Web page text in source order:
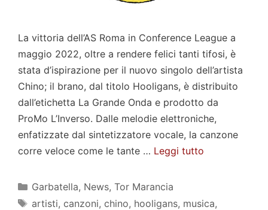
La vittoria dell’AS Roma in Conference League a
maggio 2022, oltre a rendere felici tanti tifosi, è
stata d’ispirazione per il nuovo singolo dell’artista
Chino; il brano, dal titolo Hooligans, è distribuito
dall’etichetta La Grande Onda e prodotto da
ProMo L’Inverso. Dalle melodie elettroniche,
enfatizzate dal sintetizzatore vocale, la canzone
corre veloce come le tante … Leggi tutto
Categorie
Garbatella, News, Tor Marancia
Tag
artisti, canzoni, chino, hooligans, musica,